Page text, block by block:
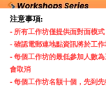
注意事項:
- 所有工作坊僅提供面對面模式
- 確認電郵連地點資訊將於工
-每個工作坊的最低參加人數
會取消
-每個工作坊名額十個，先到